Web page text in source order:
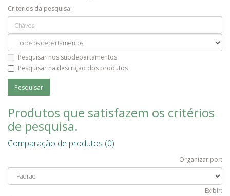
Critérios da pesquisa:
Pesquisar nos subdepartamentos
Pesquisar na descrição dos produtos
Produtos que satisfazem os critérios
de pesquisa.
Comparação de produtos (0)
Organizar por:
Exibir: